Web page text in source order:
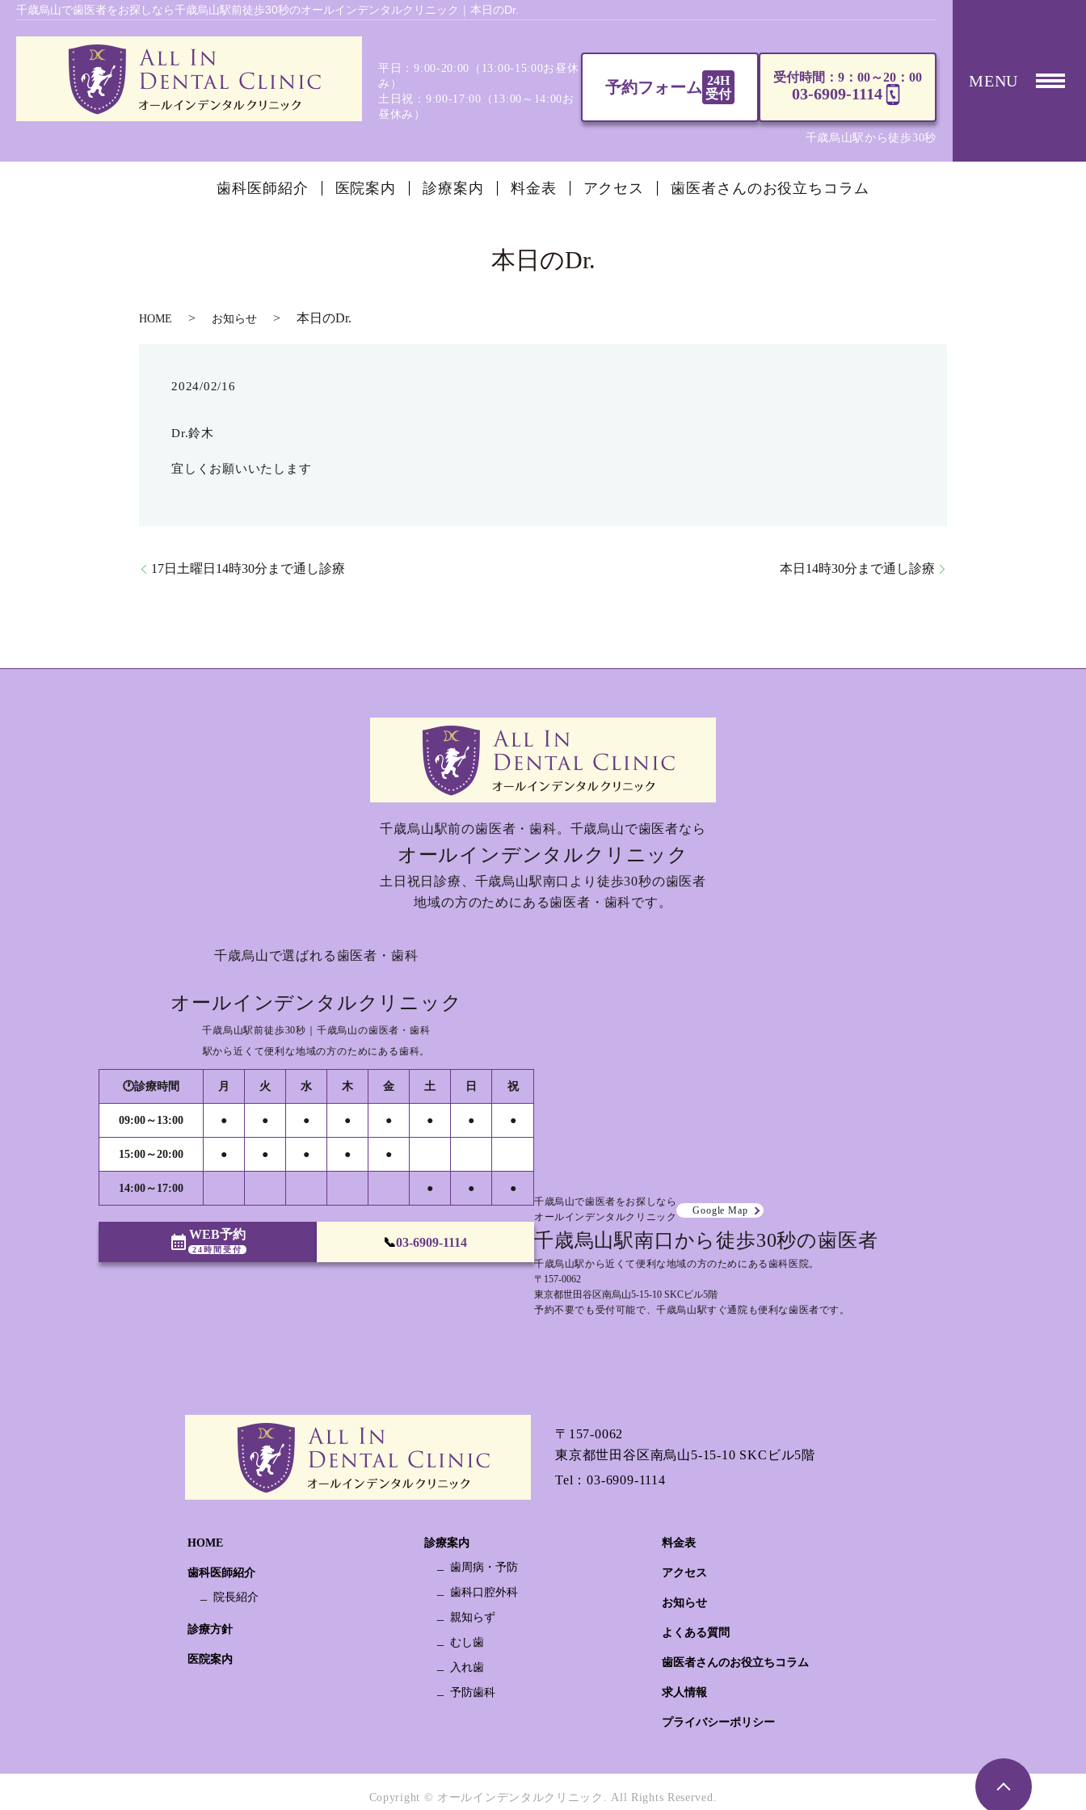
千歳烏山で歯医者をお探しなら千歳烏山駅前徒歩30秒のオールインデンタルクリニック｜本日のDr.
平日：9:00-20:00（13:00‐15:00お昼休
み）
土日祝：9:00-17:00（13:00～14:00お
昼休み）
予約フォーム 24H
受付
受付時間：9：00～20：00
03-6909-1114
千歳烏山駅から徒歩30秒
MENU
歯科医師紹介 医院案内 診療案内 料金表 アクセス 歯医者さんのお役立ちコラム
本日のDr.
HOME お知らせ 本日のDr.
2024/02/16
Dr.鈴木
宜しくお願いいたします
17日土曜日14時30分まで通し診療 本日14時30分まで通し診療
千歳烏山駅前の歯医者・歯科。 千歳烏山で歯医者なら
オールインデンタルクリニック
土日祝日診療、 千歳烏山駅南口より徒歩30秒の歯医者
地域の方のためにある歯医者・歯科です。
千歳烏山で選ばれる歯医者・歯科
オールインデンタルクリニック
千歳烏山駅前徒歩30秒｜千歳烏山の歯医者・歯科
駅から近くて便利な地域の方のためにある歯科。
🕐診療時間 月 火 水 木 金 土 日 祝
09:00～13:00 ● ● ● ● ● ● ● ●
15:00～20:00 ● ● ● ● ●
14:00～17:00 ● ● ●
calendar_month WEB予約
24時間受付
📞03-6909-1114
千歳烏山で歯医者をお探しなら
オールインデンタルクリニック
Google Map
千歳烏山駅南口から徒歩30秒の歯医者
千歳烏山駅から近くて便利な地域の方のためにある歯科医院。
〒157-0062
東京都世田谷区南烏山5-15-10 SKCビル5階
予約不要でも受付可能で、千歳烏山駅すぐ通院も便利な歯医者です。
〒157-0062
東京都世田谷区南烏山5-15-10 SKCビル5階
Tel：03-6909-1114
HOME
歯科医師紹介
院長紹介
診療方針
医院案内
診療案内
歯周病・予防
歯科口腔外科
親知らず
むし歯
入れ歯
予防歯科
料金表
アクセス
お知らせ
よくある質問
歯医者さんのお役立ちコラム
求人情報
プライバシーポリシー
Copyright © オールインデンタルクリニック.All Rights Reserved.